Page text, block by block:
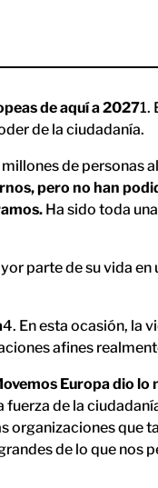
de aquí a 20271.
de la ciudadanía.
de personas
pero no han
Ha sido toda
parte de su vida en
4. En esta ocasión, la
afines
Europa dio
de la
organizaciones que
de lo que nos